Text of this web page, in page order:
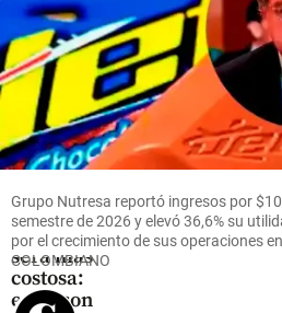
Economía
La
nómina
de las
mipymes
será más
costosa:
estas son
Grupo Nutresa reportó ingresos por
semestre de 2026 y elevó 36,6% su
por el crecimiento de sus operaciones
COLOMBIANO